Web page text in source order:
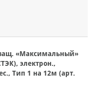
«Максимальный»
электрон.,
Тип 1 на 12м (арт.